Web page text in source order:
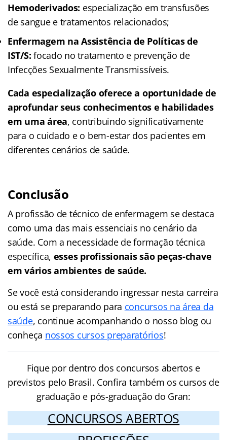
Hemoderivados: especialização em transfusões
de sangue e tratamentos relacionados;
Enfermagem na Assistência de Políticas de
IST/S: focado no tratamento e prevenção de
Infecções Sexualmente Transmissíveis.
Cada especialização oferece a oportunidade de
aprofundar seus conhecimentos e habilidades
em uma área, contribuindo significativamente
para o cuidado e o bem-estar dos pacientes em
diferentes cenários de saúde.
Conclusão
A profissão de técnico de enfermagem se destaca
como uma das mais essenciais no cenário da
saúde. Com a necessidade de formação técnica
específica, esses profissionais são peças-chave
em vários ambientes de saúde.
Se você está considerando ingressar nesta carreira
ou está se preparando para concursos na área da
saúde, continue acompanhando o nosso blog ou
conheça nossos cursos preparatórios!
Fique por dentro dos concursos abertos e
previstos pelo Brasil. Confira também os cursos de
graduação e pós-graduação do Gran:
CONCURSOS ABERTOS